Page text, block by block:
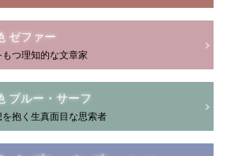
ゼファー
つ理知的な文章家
ブルー・サーフ
抱く生真面目な思索者